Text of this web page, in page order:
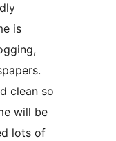
is
clean so
will be
lots of